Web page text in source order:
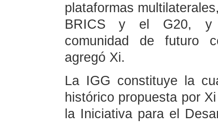
plataformas
BRICS y el G20, y
comunidad de futuro
agregó Xi.
La IGG constituye la
histórico propuesta por
la Iniciativa para el